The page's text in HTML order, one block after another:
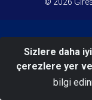
Sizlere daha
çerezlere yer
bilgi